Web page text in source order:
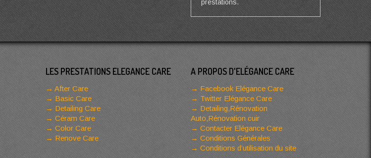
prestations.
LES PRESTATIONS ELEGANCE CARE
After Care
Basic Care
Detailing Care
Céram Care
Color Care
Renove Care
A PROPOS D'ELÉGANCE CARE
Facebook Elégance Care
Twitter Elégance Care
Detailing,Rénovation
Auto,Rénovation cuir
Contacter Elégance Care
Conditions Générales
Conditions d’utilisation du site